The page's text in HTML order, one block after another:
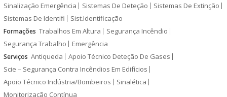
Sinalização Emergência
Sistemas De Deteção
Sistemas De Extinção
Sistemas De Identifi
Sist.Identificação
Formações Trabalhos Em Altura
Segurança Incêndio
Segurança Trabalho
Emergência
Serviços Antiqueda
Apoio Técnico Deteção De Gases
Scie – Segurança Contra Incêndios Em Edifícios
Apoio Técnico Indústria/Bombeiros
Sinalética
Monitorização Contínua